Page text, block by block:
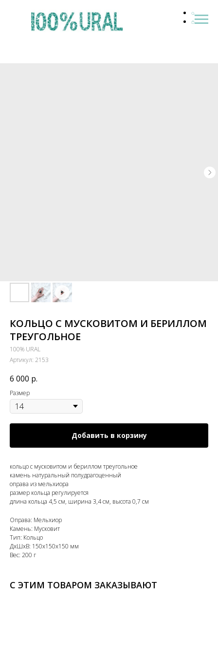
КОЛЬЦО С МУСКОВИТОМ И БЕРИЛЛОМ
ТРЕУГОЛЬНОЕ
100% URAL
Артикул: 2153
6 000 р.
Размер
Добавить в корзину
кольцо с мусковитом и бериллом треугольное
камень натуральный полудрагоценный
оправа из мельхиора
размер кольца регулируется
длина кольца 4,5 см, ширина 3,4 см, высота 0,7 см
Оправа: Мельхиор
Камень: Мусковит
Тип: Кольцо
ДxШxВ: 150x150x150 мм
Вес: 200 г
С ЭТИМ ТОВАРОМ ЗАКАЗЫВАЮТ